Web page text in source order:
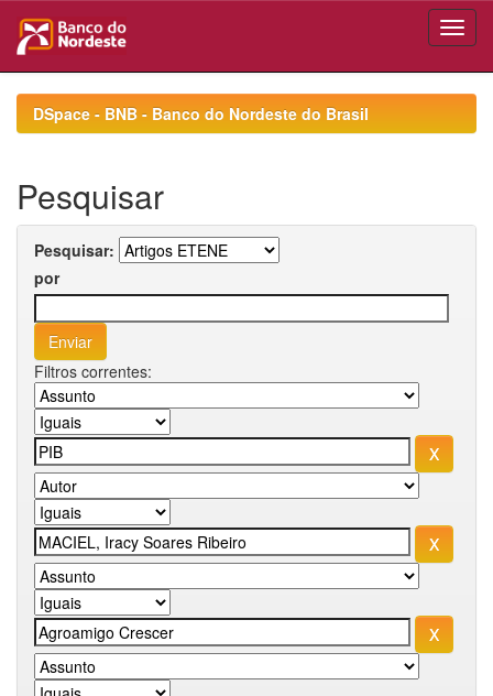
navigationDSpace - BNB - Banco do Nordeste do Brasil
Pesquisar
Pesquisar:
por
Filtros correntes: